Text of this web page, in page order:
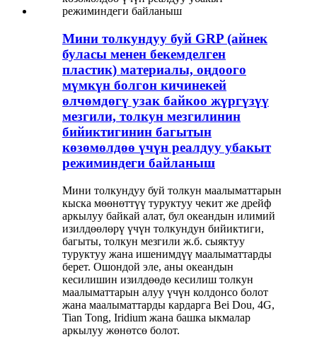
Мини толкундуу буй GRP (айнек
буласы менен бекемделген
пластик) материалы, оңдоого
мүмкүн болгон кичинекей
өлчөмдөгү узак байкоо жүргүзүү
мезгили, толкун мезгилинин
бийиктигинин багытын
көзөмөлдөө үчүн реалдуу убакыт
режиминдеги байланыш
Мини толкундуу буй толкун маалыматтарын
кыска мөөнөттүү туруктуу чекит же дрейф
аркылуу байкай алат, бул океандын илимий
изилдөөлөрү үчүн толкундун бийиктиги,
багыты, толкун мезгили ж.б. сыяктуу
туруктуу жана ишенимдүү маалыматтарды
берет. Ошондой эле, аны океандын
кесилишин изилдөөдө кесилиш толкун
маалыматтарын алуу үчүн колдонсо болот
жана маалыматтарды кардарга Bei Dou, 4G,
Tian Tong, Iridium жана башка ыкмалар
аркылуу жөнөтсө болот.